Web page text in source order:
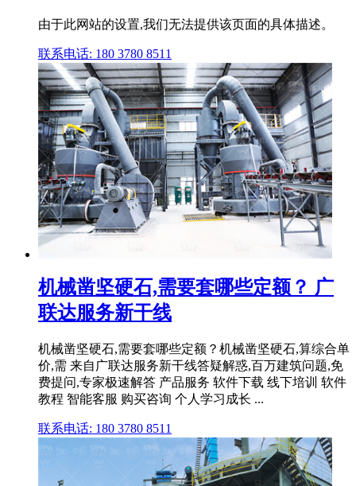
由于此网站的设置,我们无法提供该页面的具体描述。
联系电话: 180 3780 8511
机械凿坚硬石,需要套哪些定额？ 广
联达服务新干线
机械凿坚硬石,需要套哪些定额？机械凿坚硬石,算综合单
价,需 来自广联达服务新干线答疑解惑,百万建筑问题,免
费提问,专家极速解答 产品服务 软件下载 线下培训 软件
教程 智能客服 购买咨询 个人学习成长 ...
联系电话: 180 3780 8511